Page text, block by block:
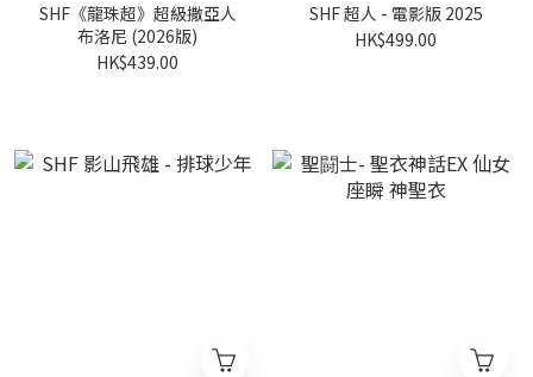
SHF《龍珠超》超級撒亞人
布洛尼 (2026版)
HK$439.00
SHF 超人 - 電影版 2025
HK$499.00